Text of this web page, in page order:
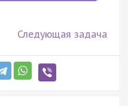
Следующая задача